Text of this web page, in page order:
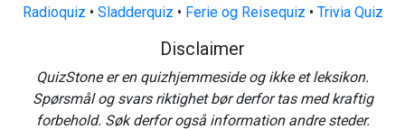
Radioquiz • Sladderquiz • Ferie og Reisequiz • Trivia Quiz
Disclaimer
QuizStone er en quizhjemmeside og ikke et leksikon.
Spørsmål og svars riktighet bør derfor tas med kraftig
forbehold. Søk derfor også information andre steder.